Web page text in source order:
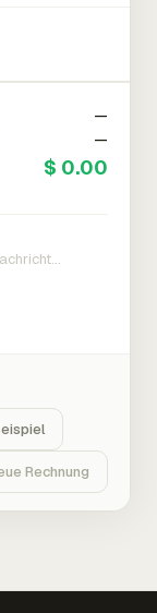
—
—
$ 0.00
Rechnung